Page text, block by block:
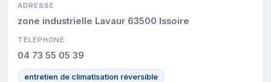
ADRESSE
zone industrielle Lavaur 63500 Issoire
TÉLÉPHONE
04 73 55 05 39
entretien de climatisation réversible